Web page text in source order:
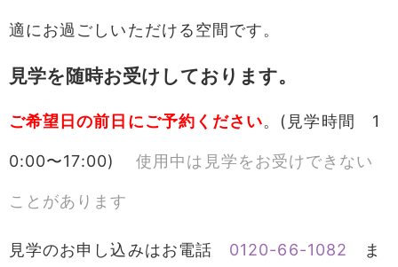
適にお過ごしいただける空間です。
見学を随時お受けしております。
ご希望日の前日にご予約ください。(見学時間 1
0:00〜17:00)使用中は見学をお受けできない
ことがあります
見学のお申し込みはお電話 0120-66-1082 ま